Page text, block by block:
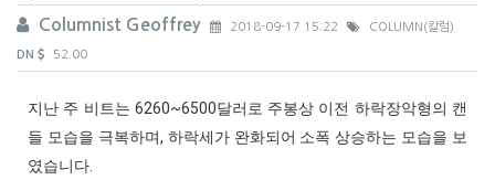
Columnist Geoffrey 2018-09-17 15:22 COLUMN(칼럼)
DN 52.00
지난 주 비트는 6260~6500달러로 주봉상 이전 하락장악형의 캔
들 모습을 극복하며, 하락세가 완화되어 소폭 상승하는 모습을 보
였습니다.